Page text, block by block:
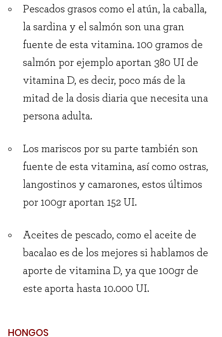
Pescados grasos como el atún, la caballa,
la sardina y el salmón son una gran
fuente de esta vitamina. 100 gramos de
salmón por ejemplo aportan 380 UI de
vitamina D, es decir, poco más de la
mitad de la dosis diaria que necesita una
persona adulta.
Los mariscos por su parte también son
fuente de esta vitamina, así como ostras,
langostinos y camarones, estos últimos
por 100gr aportan 152 UI.
Aceites de pescado, como el aceite de
bacalao es de los mejores si hablamos de
aporte de vitamina D, ya que 100gr de
este aporta hasta 10.000 UI.
HONGOS